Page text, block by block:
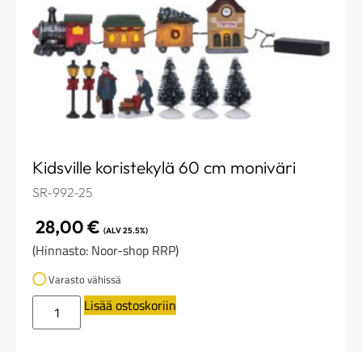
Kidsville koristekylä 60 cm moniväri
SR-992-25
28,00€ (ALV 25.5%)
(Hinnasto: Noor-shop RRP)
Varasto vähissä
Lisää ostoskoriin